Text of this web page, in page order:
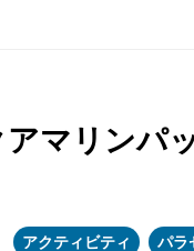
マリンパ
アクティビティ パラ